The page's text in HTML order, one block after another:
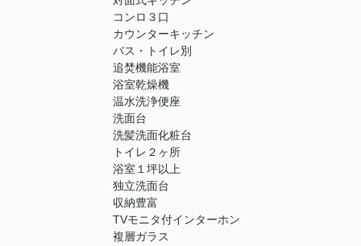
コンロ３口
カウンターキッチン
バス・トイレ別
追焚機能浴室
浴室乾燥機
温水洗浄便座
洗面台
洗髪洗面化粧台
トイレ２ヶ所
浴室１坪以上
独立洗面台
収納豊富
TVモニタ付インターホン
複層ガラス